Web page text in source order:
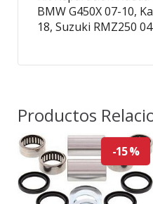
BMW G450X 07-10,
18, Suzuki RMZ250
Productos
-15 %